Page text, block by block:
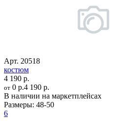
Арт. 20518
костюм
4 190 р.
от 0 р.4 190 р.
В наличии на маркетплейсах
Размеры: 48-50
6